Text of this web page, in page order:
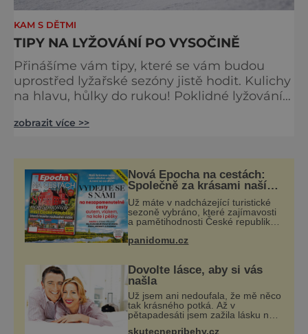
KAM S DĚTMI
TIPY NA LYŽOVÁNÍ PO VYSOČINĚ
Přinášíme vám tipy, které se vám budou
uprostřed lyžařské sezóny jistě hodit. Kulichy
na hlavu, hůlky do rukou! Poklidné lyžování
a jeden dětský svah o celkové délce 1100 m.
a leží v nadmořské výšce 645 m. Na vrchol se
můžete přiblížit dvěma vleky. Zkušenější l
zobrazit více >>
Nová Epocha na cestách:
Společně za krásami naší
vlasti
Už máte v nadcházející turistické
sezoně vybráno, které zajímavosti
a pamětihodnosti České republiky
číslo Epochy na cestách, které vám
panidomu.cz
Dovolte lásce, aby si vás
našla
Už jsem ani nedoufala, že mě něco
tak krásného potká. Až v
pětapadesáti jsem zažila lásku na
skutecnepribehy.cz